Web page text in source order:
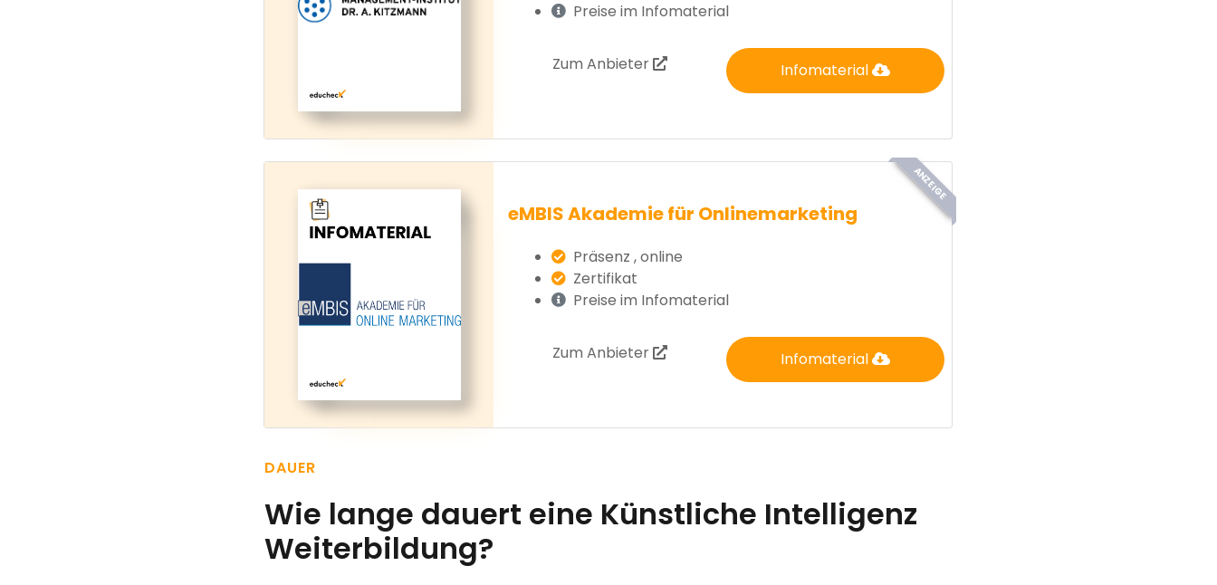
Preise im Infomaterial
Zum Anbieter Infomaterial
ANZEIGE
eMBIS Akademie für Onlinemarketing
Präsenz , online
Zertifikat
Preise im Infomaterial
Zum Anbieter Infomaterial
DAUER
Wie lange dauert eine Künstliche Intelligenz
Weiterbildung?